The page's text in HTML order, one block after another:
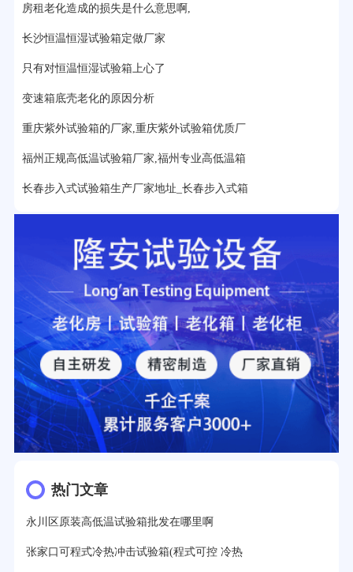
25分钟前用户提问：老化箱和干燥箱区别？
27分钟前用户提问：移动电源老化柜与电池柜的区别？
32分钟前用户提问：氙灯老化试验箱价格多少？
2分钟前用户提问：大型高温老化房价格多少钱？
房租老化造成的损失是什么意思啊,
长沙恒温恒湿试验箱定做厂家
只有对恒温恒湿试验箱上心了
变速箱底壳老化的原因分析
重庆紫外试验箱的厂家,重庆紫外试验箱优质厂
福州正规高低温试验箱厂家,福州专业高低温箱
长春步入式试验箱生产厂家地址_长春步入式箱
热门文章
永川区原装高低温试验箱批发在哪里啊
张家口可程式冷热冲击试验箱(程式可控 冷热